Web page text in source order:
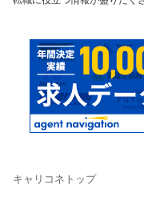
キャリコネトップ